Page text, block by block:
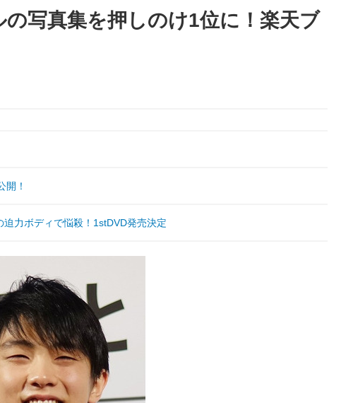
写真集を押しのけ1位に！楽天ブ
開！
力ボディで悩殺！1stDVD発売決定